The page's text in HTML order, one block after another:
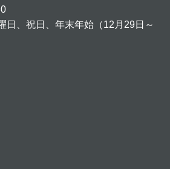
日、祝日、年末年始（12月29日～